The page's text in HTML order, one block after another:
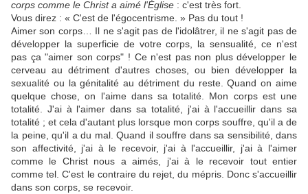
corps comme le Christ a aimé l'Église : c'est très fort.
Vous direz : « C'est de l'égocentrisme. » Pas du tout !
Aimer son corps… Il ne s'agit pas de l'idolâtrer, il ne s'agit pas de
développer la superficie de votre corps, la sensualité, ce n'est
pas ça "aimer son corps" ! Ce n'est pas non plus développer le
cerveau au détriment d'autres choses, ou bien développer la
sexualité ou la génitalité au détriment du reste. Quand on aime
quelque chose, on l'aime dans sa totalité. Mon corps est une
totalité. J'ai à l'aimer dans sa totalité, j'ai à l'accueillir dans sa
totalité ; et cela d'autant plus lorsque mon corps souffre, qu'il a de
la peine, qu'il a du mal. Quand il souffre dans sa sensibilité, dans
son affectivité, j'ai à le recevoir, j'ai à l'accueillir, j'ai à l'aimer
comme le Christ nous a aimés, j'ai à le recevoir tout entier
comme tel. C'est le contraire du rejet, du mépris. Donc s'accueillir
dans son corps, se recevoir.